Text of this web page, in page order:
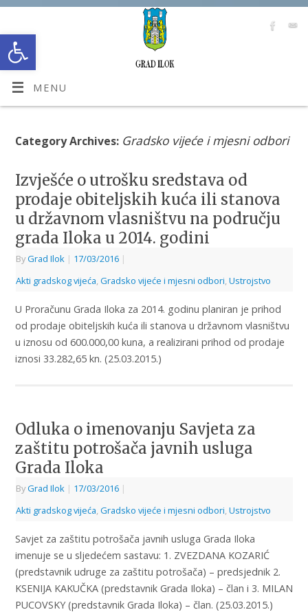
Open toolbar
MENU
Category Archives: Gradsko vijeće i mjesni odbori
Izvješće o utrošku sredstava od
prodaje obiteljskih kuća ili stanova
u državnom vlasništvu na području
grada Iloka u 2014. godini
ByGrad Ilok | 17/03/2016 |
Akti gradskog vijeća, Gradsko vijeće i mjesni odbori, Ustrojstvo
U Proračunu Grada Iloka za 2014. godinu planiran je prihod
od prodaje obiteljskih kuća ili stanova u državnom vlasništvu
u iznosu od 600.000,00 kuna, a realizirani prihod od prodaje
iznosi 33.282,65 kn. (25.03.2015.)
Odluka o imenovanju Savjeta za
zaštitu potrošača javnih usluga
Grada Iloka
ByGrad Ilok | 17/03/2016 |
Akti gradskog vijeća Gradsko vijeće i mjesni odbori Ustrojstvo
Savjet za zaštitu potrošača javnih usluga Grada Iloka
imenuje se u sljedećem sastavu: 1. ZVEZDANA KOZARIĆ
(predstavnik udruge za zaštitu potrošača) – predsjednik 2.
KSENIJA KAKUČKA (predstavnik Grada Iloka) – član i 3. MILAN
PUCOVSKY (predstavnik Grada Iloka) – član. (25.03.2015.)